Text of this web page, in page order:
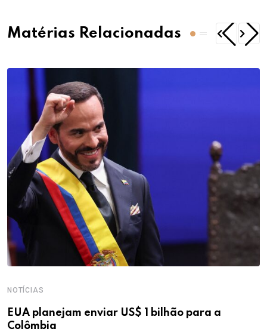
Matérias Relacionadas
NOTÍCIAS
EUA planejam enviar US$ 1 bilhão para a
Colômbia